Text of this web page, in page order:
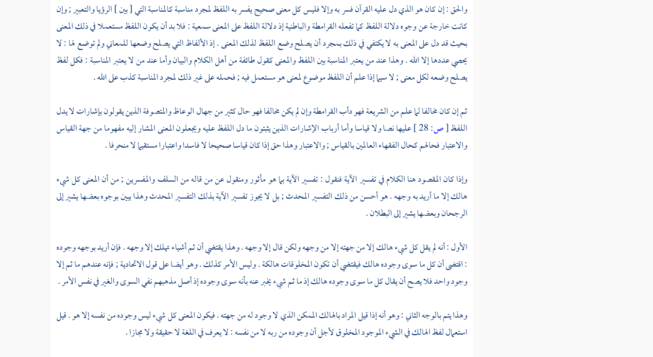
والحق : إن كان هو الذي دل عليه القرآن فسر به وإلا فليس كل معنى صحيح يفسر به اللفظ لمجرد مناسبة كالمناسبة التي [ بين ] الرؤيا والتعبير ; وإن
كانت خارجة عن وجوه دلالة اللفظ كما تفعلهالقرامطة والباطنيةإذ دلالة اللفظ على المعنى سمعية : فلا بد أن يكون اللفظ مستعملا في ذلك المعنى
بحيث قد دل على المعنى به لا يكتفي في ذلك بمجرد أن يصلح وضع اللفظ لذلك المعنى . إذ الألفاظ التي يصلح وضعها للمعاني ولم توضع لها : لا
يحصي عددها إلا الله . وهذا عند من يعتبر المناسبة بين اللفظ والمعنى كقول طائفة منأهل الكلاموالبيان وأما عند من لا يعتبر المناسبة : فكل لفظ
يصلح وضعه لكل معنى ; لا سيما إذا علم أن اللفظ موضوع لمعنى هو مستعمل فيه ; فحمله على غير ذلك لمجرد المناسبة كذب على الله .
ثم إن كان مخالفا لما علم من الشريعة فهو دأبالقرامطةوإن لم يكن مخالفا فهو حال كثير من جهال الوعاظ والمتصوفة الذين يقولون بإشارات لا يدل
اللفظ[ص:
عليها نصا ولا قياسا وأما أرباب الإشارات الذين يثبتون ما دل اللفظ عليه ويجعلون المعنى المشار إليه مفهوما من جهة القياس
والاعتبار فحالهم كحال الفقهاء العالمين بالقياس ; والاعتبار وهذا حق إذا كان قياسا صحيحا لا فاسدا واعتبارا مستقيما لا منحرفا .
وإذا كان المقصود هنا الكلام في تفسير الآية فنقول : تفسير الآية بما هو مأثور ومنقول عن من قاله منالسلف والمفسرين; من أن المعنى كل شيء
هالك إلا ما أريد به وجهه . هو أحسن من ذلك التفسير المحدث ; بل لا يجوز تفسير الآية بذلك التفسير المحدث وهذا يبين بوجوه بعضها يشير إلى
الرجحان وبعضها يشير إلى البطلان .
الأول : أنه لم يقل كل شيء هالك إلا من جهته إلا من وجهه ولكن قال إلا وجهه . وهذا يقتضي أن ثم أشياء تهلك إلا وجهه . فإن أريد بوجهه وجوده
: اقتضى أن كل ما سوى وجوده هالك فيقتضي أن تكون المخلوقات هالكة . وليس الأمر كذلك . وهو أيضا على قولالاتحادية; فإنه عندهم ما ثم إلا
وجود واحد فلا يصح أن يقال كل ما سوى وجوده هالك إذ ما ثم شيء يخبر عنه بأنه سوى وجوده إذ أصل مذهبهم نفي السوى والغير في نفس الأمر .
وهذا يتم بالوجه الثاني : وهو أنه إذا قيل المراد بالهالك الممكن الذي لا وجود له من جهته . فيكون المعنى كل شيء ليس وجوده من نفسه إلا هو . قيل
استعمال لفظ الهالك في الشيء الموجود المخلوق لأجل أن وجوده من ربه لا من نفسه : لا يعرف في اللغة لا حقيقة ولا مجازا .